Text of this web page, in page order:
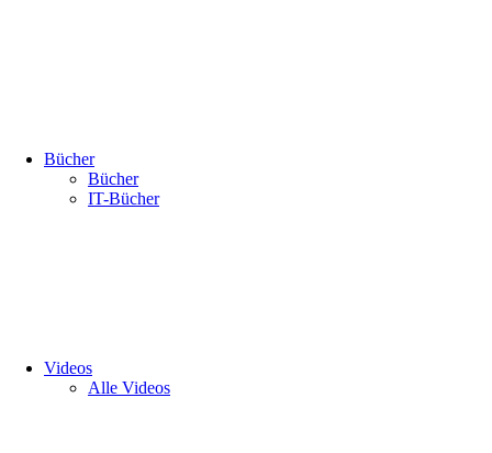
Bücher
Bücher
IT-Bücher
Videos
Alle Videos